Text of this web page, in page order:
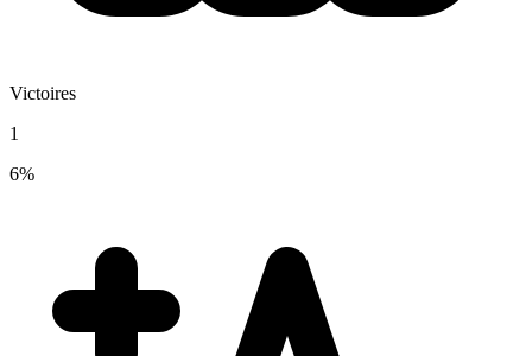
Victoires
1
6%